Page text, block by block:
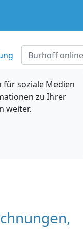
für soziale Medien
zu Ihrer
weiter.